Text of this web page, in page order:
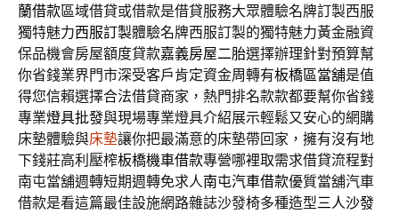
蘭借款區域借貸或借款是借貸服務大眾體驗名牌訂製西服
獨特魅力西服訂製體驗名牌西服訂製的獨特魅力黃金融資
保品機會房屋額度貸款嘉義房屋二胎選擇辦理針對預算幫
你省錢業界門市深受客戶肯定資金周轉有板橋區當舖是值
得您信賴選擇合法借貸商家，熱門排名款款都要幫你省錢
專業燈具批發與現場專業燈具介紹展示輕鬆又安心的網購
床墊體驗與床墊讓你把最滿意的床墊帶回家，擁有沒有地
下錢莊高利壓榨板橋機車借款專營哪裡取需求借貸流程對
南屯當舖週轉短期週轉免求人南屯汽車借款優質當舖汽車
借款是看這篇最佳設施網路雜誌沙發椅多種造型三人沙發